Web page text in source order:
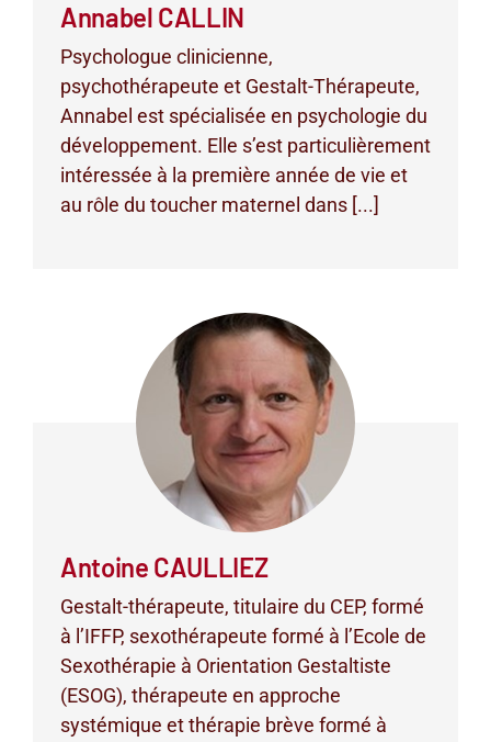
Annabel CALLIN
Psychologue clinicienne,
psychothérapeute et Gestalt-Thérapeute,
Annabel est spécialisée en psychologie du
développement. Elle s’est particulièrement
intéressée à la première année de vie et
au rôle du toucher maternel dans [...]
Antoine CAULLIEZ
Gestalt-thérapeute, titulaire du CEP, formé
à l’IFFP, sexothérapeute formé à l’Ecole de
Sexothérapie à Orientation Gestaltiste
(ESOG), thérapeute en approche
systémique et thérapie brève formé à